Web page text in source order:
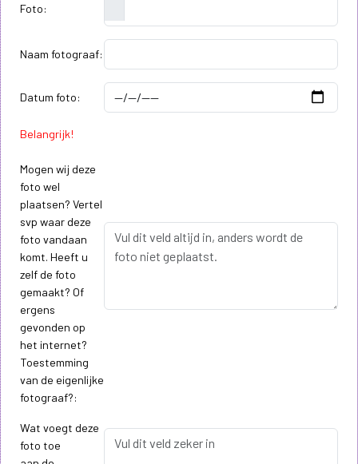
Foto:
Naam fotograaf:
Datum foto:
Belangrijk!
Mogen wij deze
foto wel
plaatsen? Vertel
svp waar deze
foto vandaan
komt. Heeft u
zelf de foto
gemaakt? Of
ergens
gevonden op
het internet?
Toestemming
van de eigenlijke
fotograaf?:
Wat voegt deze
foto toe